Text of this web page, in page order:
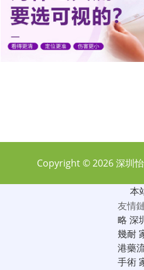
Copyright © 2026深圳
本
友情
略 深
幾耐
港藥
手術